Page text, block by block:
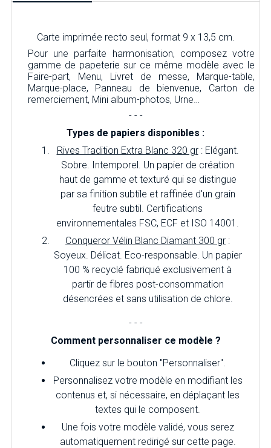
Carte imprimée recto seul, format 9 x 13,5 cm.
Pour une parfaite harmonisation, composez votre
gamme de papeterie sur ce même modèle avec le
Faire-part, Menu, Livret de messe, Marque-table,
Marque-place, Panneau de bienvenue, Carton de
remerciement, Mini album-photos, Urne…
- - -
Types de papiers disponibles :
Rives Tradition Extra Blanc 320 gr: Elégant.
Sobre. Intemporel. Un papier de création
haut de gamme et texturé qui se distingue
par sa finition subtile et raffinée d'un grain
feutre subtil. Certifications
environnementales FSC, ECF et ISO 14001.
Conqueror Vélin Blanc Diamant 300 gr :
Soyeux. Délicat. Eco-responsable. Un papier
100 % recyclé fabriqué exclusivement à
partir de fibres post-consommation
désencrées et sans utilisation de chlore.
- - -
Comment personnaliser ce modèle ?
Cliquez sur le bouton "Personnaliser".
Personnalisez votre modèle en modifiant les
contenus et, si nécessaire, en déplaçant les
textes qui le composent.
Une fois votre modèle validé, vous serez
automatiquement redirigé sur cette page.